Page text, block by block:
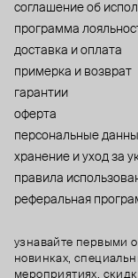
cоглашение об
программа
доставка и оплата
примерка и возврат
гарантии
оферта
персональные
хранение и уход за
правила
реферальная
узнавайте первыми о
новинках,
мероприятиях,